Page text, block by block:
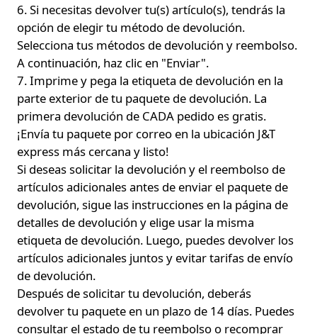
6. Si necesitas devolver tu(s) artículo(s), tendrás la
opción de elegir tu método de devolución.
Selecciona tus métodos de devolución y reembolso.
A continuación, haz clic en "Enviar".
7. Imprime y pega la etiqueta de devolución en la
parte exterior de tu paquete de devolución. La
primera devolución de CADA pedido es gratis.
¡Envía tu paquete por correo en la ubicación J&T
express más cercana y listo!
Si deseas solicitar la devolución y el reembolso de
artículos adicionales antes de enviar el paquete de
devolución, sigue las instrucciones en la página de
detalles de devolución y elige usar la misma
etiqueta de devolución. Luego, puedes devolver los
artículos adicionales juntos y evitar tarifas de envío
de devolución.
Después de solicitar tu devolución, deberás
devolver tu paquete en un plazo de 14 días. Puedes
consultar el estado de tu reembolso o recomprar